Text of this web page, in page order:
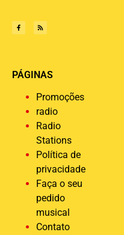
PÁGINAS
Promoções
radio
Radio
Stations
Política de
privacidade
Faça o seu
pedido
musical
Contato